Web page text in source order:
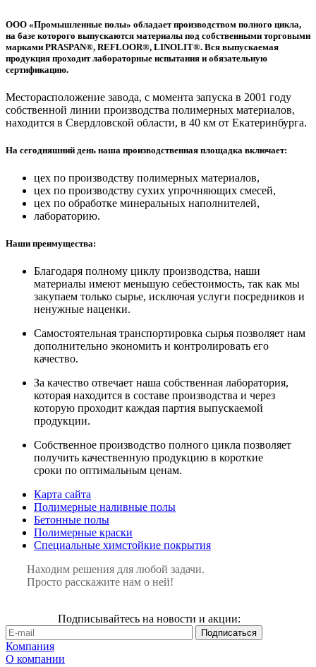
ООО «Промышленные полы» обладает производством полного цикла,
на базе которого выпускаются материалы под собственными торговыми
марками PRASPAN®, REFLOOR®, LINOLIT®. Вся выпускаемая
продукция проходит лабораторные испытания и обязательную
сертификацию.
Месторасположение завода, с момента запуска в 2001 году
собственной линии производства полимерных материалов,
находится в Свердловской области, в 40 км от Екатеринбурга.
На сегодняшний день наша производственная площадка включает:
цех по производству полимерных материалов,
цех по производству сухих упрочняющих смесей,
цех по обработке минеральных наполнителей,
лабораторию.
Наши преимущества:
Благодаря полному циклу производства, наши
материалы имеют меньшую себестоимость, так как мы
закупаем только сырье, исключая услуги посредников и
ненужные наценки.
Самостоятельная транспортировка сырья позволяет нам
дополнительно экономить и контролировать его
качество.
За качество отвечает наша собственная лаборатория,
которая находится в составе производства и через
которую проходит каждая партия выпускаемой
продукции.
Собственное производство полного цикла позволяет
получить качественную продукцию в короткие
сроки по оптимальным ценам.
Карта сайта
Полимерные наливные полы
Бетонные полы
Полимерные краски
Специальные химстойкие покрытия
Находим решения для любой задачи.
Просто расскажите нам о ней!
Подписывайтесь на новости и акции:
Компания
О компании